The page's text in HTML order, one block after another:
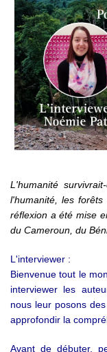
L'humanité
l'humanité, les
réflexion a été mise
du Cameroun, du
L'interviewer :
Bienvenue tout le
interviewer les
nous leur posons
approfondir la
Avant de débuter,